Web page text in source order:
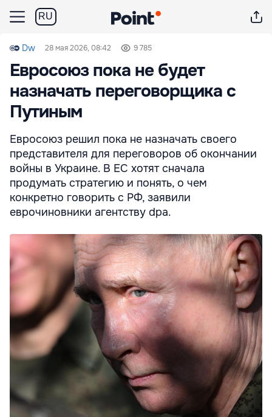
RU
Dw 28 мая 2026, 08:42 9 785
Евросоюз пока не будет
назначать переговорщика с
Путиным
Евросоюз решил пока не назначать своего
представителя для переговоров об окончании
войны в Украине. В ЕС хотят сначала
продумать стратегию и понять, о чем
конкретно говорить с РФ, заявили
еврочиновники агентству dpa.